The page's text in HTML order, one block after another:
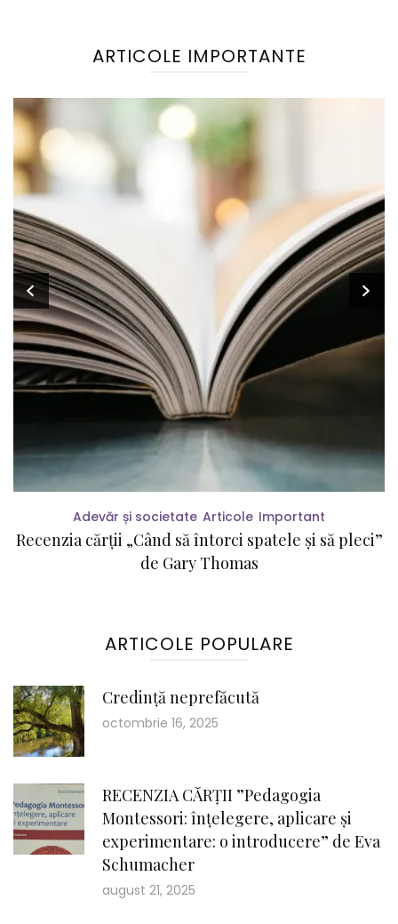
ARTICOLE IMPORTANTE
Adevăr și societate Articole Important
Recenzia cărții „Când să întorci spatele și să pleci”
de Gary Thomas
ARTICOLE POPULARE
Credință neprefăcută
octombrie 16, 2025
RECENZIA CĂRȚII ”Pedagogia
Montessori: înțelegere, aplicare și
experimentare: o introducere” de Eva
Schumacher
august 21, 2025